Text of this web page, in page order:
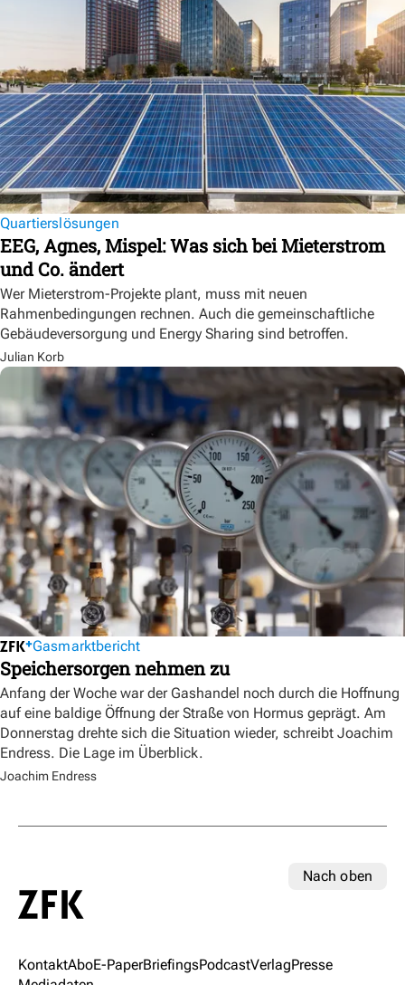
Quartierslösungen
EEG, Agnes, Mispel: Was sich bei Mieterstrom
und Co. ändert
Wer Mieterstrom-Projekte plant, muss mit neuen
Rahmenbedingungen rechnen. Auch die gemeinschaftliche
Gebäudeversorgung und Energy Sharing sind betroffen.
Julian Korb
Gasmarktbericht
Speichersorgen nehmen zu
Anfang der Woche war der Gashandel noch durch die Hoffnung
auf eine baldige Öffnung der Straße von Hormus geprägt. Am
Donnerstag drehte sich die Situation wieder, schreibt Joachim
Endress. Die Lage im Überblick.
Joachim Endress
Nach oben
KontaktAboE-PaperBriefingsPodcastVerlagPresse